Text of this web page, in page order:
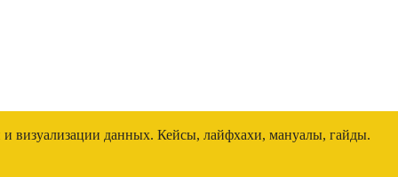
визуализации данных. Кейсы, лайфхахи, мануалы, гайды.